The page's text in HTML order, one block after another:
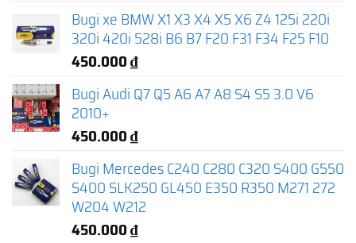
Bugi xe BMW X1 X3 X4 X5 X6 Z4 125i 220i
320i 420i 528i B6 B7 F20 F31 F34 F25 F10
450.000₫
Bugi Audi Q7 Q5 A6 A7 A8 S4 S5 3.0 V6
2010+
450.000₫
Bugi Mercedes C240 C280 C320 S400 G550
S400 SLK250 GL450 E350 R350 M271 272
W204 W212
450.000₫